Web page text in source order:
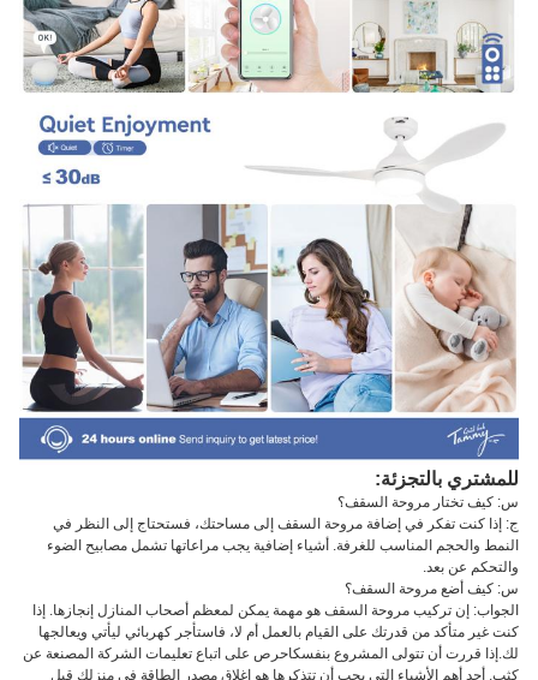
للمشتري بالتجزئة:
س: كيف تختار مروحة السقف؟
ج: إذا كنت تفكر في إضافة مروحة السقف إلى مساحتك، فستحتاج إلى النظر في
النمط والحجم المناسب للغرفة. أشياء إضافية يجب مراعاتها تشمل مصابيح الضوء
والتحكم عن بعد.
س: كيف أضع مروحة السقف؟
الجواب: إن تركيب مروحة السقف هو مهمة يمكن لمعظم أصحاب المنازل إنجازها. إذا
كنت غير متأكد من قدرتك على القيام بالعمل أم لا، فاستأجر كهربائي ليأتي ويعالجها
لك.إذا قررت أن تتولى المشروع بنفسكاحرص على اتباع تعليمات الشركة المصنعة عن
كثب. أحد أهم الأشياء التي يجب أن تتذكرها هو إغلاق مصدر الطاقة في منزلك قبل